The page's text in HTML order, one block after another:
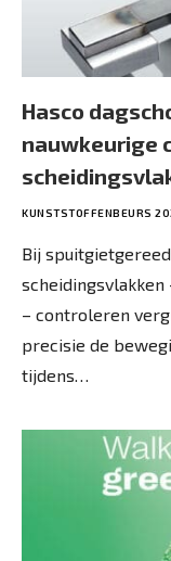
Hasco
nauwkeurige
KUNSTSTOFFENBEURS
Bij
– controleren
precisie de
tijdens…